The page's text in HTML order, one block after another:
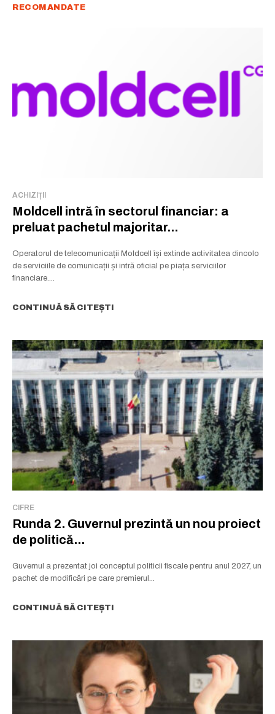
Abonează-te la newsletterul The List și citește știrile altfel.
Abonează-te
RECOMANDATE
ACHIZIȚII
Moldcell intră în sectorul financiar: a
preluat pachetul majoritar...
Operatorul de telecomunicații Moldcell își extinde activitatea dincolo
de serviciile de comunicații și intră oficial pe piața serviciilor
financiare....
CONTINUĂ SĂ CITEȘTI
CIFRE
Runda 2. Guvernul prezintă un nou proiect
de politică...
Guvernul a prezentat joi conceptul politicii fiscale pentru anul 2027, un
pachet de modificări pe care premierul...
CONTINUĂ SĂ CITEȘTI